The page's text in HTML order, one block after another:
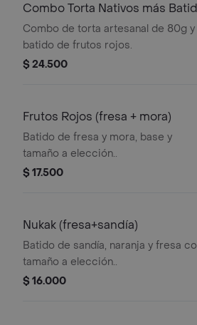
Combo Torta Nativos más
Combo de torta artesanal de 80g y
batido de frutos rojos.
$ 24.500
Frutos Rojos (fresa + mora)
Batido de fresa y mora, base y
tamaño a elección..
$ 17.500
Nukak (fresa+sandía)
Batido de sandía, naranja y fresa
tamaño a elección..
$ 16.000